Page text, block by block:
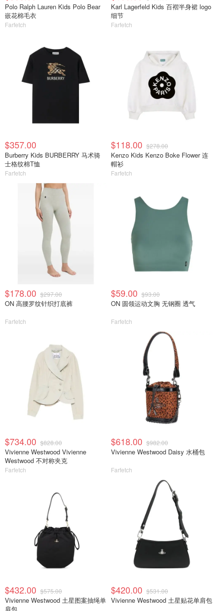
Polo Ralph Lauren Kids Polo Bear
嵌花棉毛衣
Farfetch
Karl Lagerfeld Kids 百褶半身裙 logo
细节
Farfetch
$357.00
Burberry Kids BURBERRY 马术骑
士格纹棉T恤
Farfetch
$118.00 $278.00
Kenzo Kids Kenzo Boke Flower 连
帽衫
Farfetch
$178.00 $297.00
ON 高腰罗纹针织打底裤
Farfetch
$59.00 $93.00
ON 圆领运动文胸 无钢圈 透气
Farfetch
$734.00 $828.00
Vivienne Westwood Vivienne
Westwood 不对称夹克
Farfetch
$618.00 $982.00
Vivienne Westwood Daisy 水桶包
Farfetch
$432.00 $575.00
Vivienne Westwood 土星图案抽绳单
肩包
$420.00 $531.00
Vivienne Westwood 土星贴花单肩包